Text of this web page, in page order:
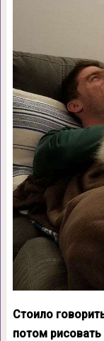
Стоило
потом рисовать